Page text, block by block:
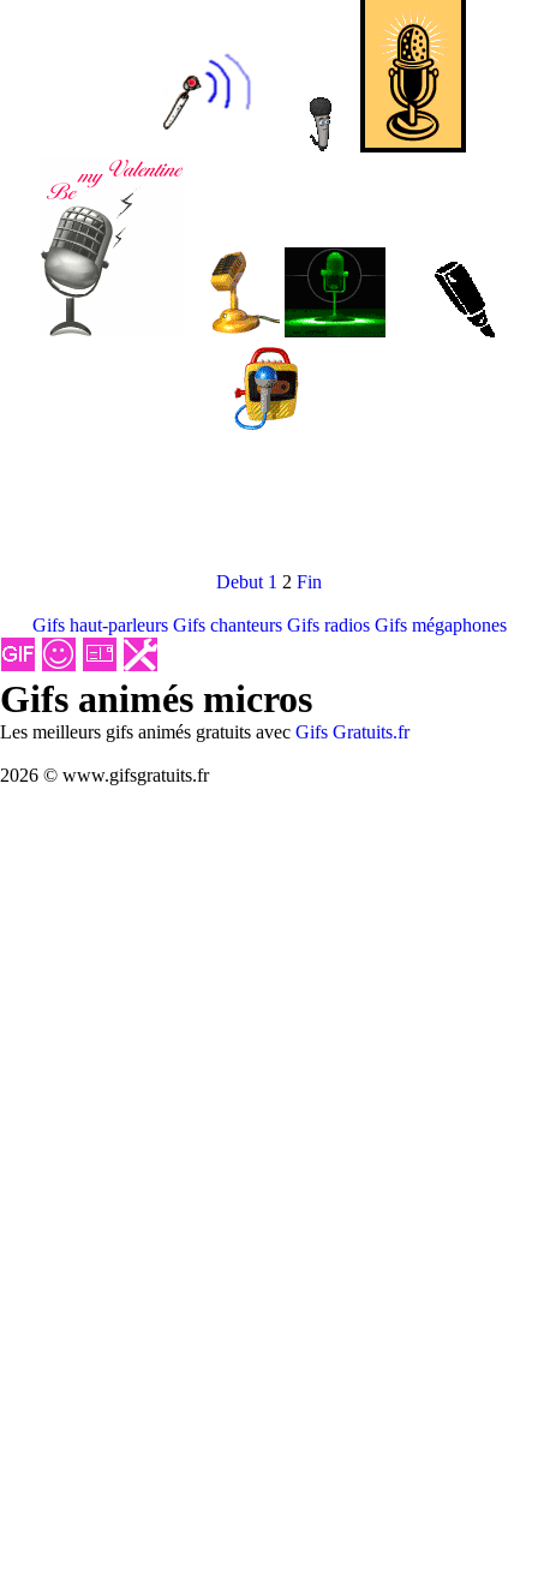
Debut 1 2 Fin
Gifs haut-parleurs Gifs chanteurs Gifs radios Gifs mégaphones
Gifs animés micros
Les meilleurs gifs animés gratuits avec Gifs Gratuits.fr
2026 © www.gifsgratuits.fr